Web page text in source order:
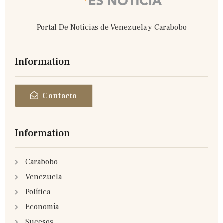
Portal De Noticias de Venezuela y Carabobo
Information
Contacto
Information
Carabobo
Venezuela
Política
Economía